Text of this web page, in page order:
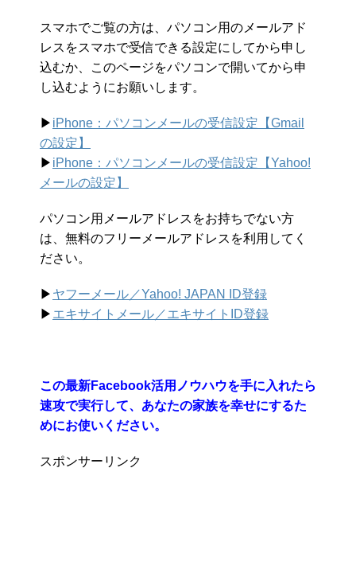
スマホでご覧の方は、パソコン用のメールアド
レスをスマホで受信できる設定にしてから申し
込むか、このページをパソコンで開いてから申
し込むようにお願いします。
▶︎ iPhone：パソコンメールの受信設定【Gmail
の設定】
▶︎ iPhone：パソコンメールの受信設定【Yahoo!
メールの設定】
パソコン用メールアドレスをお持ちでない方
は、無料のフリーメールアドレスを利用してく
ださい。
▶︎ ヤフーメール／Yahoo! JAPAN ID登録
▶︎ エキサイトメール／エキサイトID登録
この最新Facebook活用ノウハウを手に入れたら
速攻で実行して、あなたの家族を幸せにするた
めにお使いください。
スポンサーリンク